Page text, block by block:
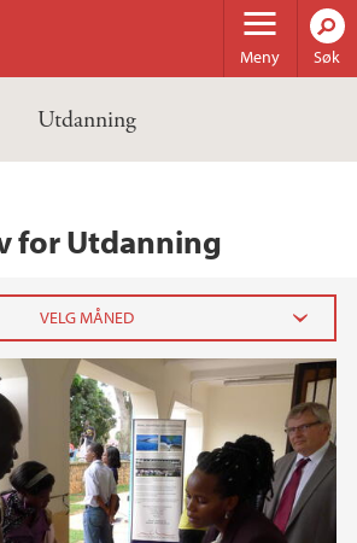
Meny Søk
Utdanning
for Utdanning
2024
november (1)
2022